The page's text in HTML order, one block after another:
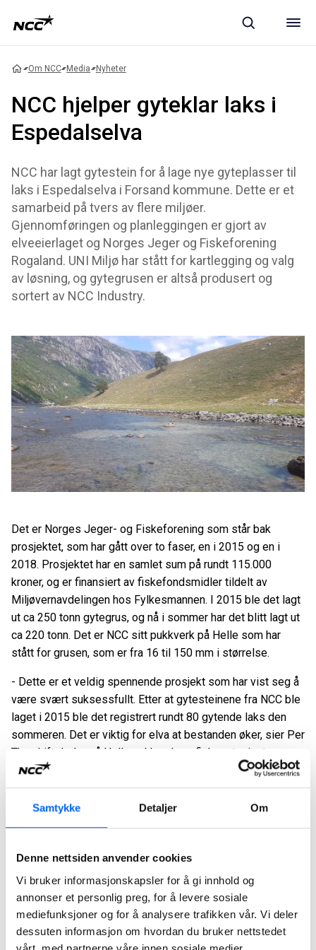
Samtykke Detaljer Om
Denne nettsiden anvender cookies
Vi bruker informasjonskapsler for å gi innhold og
annonser et personlig preg, for å levere sosiale
mediefunksjoner og for å analysere trafikken vår. Vi deler
dessuten informasjon om hvordan du bruker nettstedet
Om NCC Media Nyheter
NCC hjelper gyteklar laks i
Espedalselva
NCC har lagt gytestein for å lage nye gyteplasser til
laks i Espedalselva i Forsand kommune. Dette er et
samarbeid på tvers av flere miljøer.
Gjennomføringen og planleggingen er gjort av
elveeierlaget og Norges Jeger og Fiskeforening
Rogaland. UNI Miljø har stått for kartlegging og valg
av løsning, og gytegrusen er altså produsert og
sortert av NCC Industry.
Det er Norges Jeger- og Fiskeforening som står bak
prosjektet, som har gått over to faser, en i 2015 og en i
2018. Prosjektet har en samlet sum på rundt 115.000
kroner, og er finansiert av fiskefondsmidler tildelt av
Miljøvernavdelingen hos Fylkesmannen. I 2015 ble det lagt
ut ca 250 tonn gytegrus, og nå i sommer har det blitt lagt ut
ca 220 tonn. Det er NCC sitt pukkverk på Helle som har
stått for grusen, som er fra 16 til 150 mm i størrelse.
- Dette er et veldig spennende prosjekt som har vist seg å
være svært suksessfullt. Etter at gytesteinene fra NCC ble
laget i 2015 ble det registrert rundt 80 gytende laks den
sommeren. Det er viktig for elva at bestanden øker, sier Per
Thu, driftsleder på Helle pukkverk og fiskeentusiast.
Dette samarbeidsprosjektet er i utgangspunktet et
kartlegge strømninger i elva, og steinen har blitt lagt ut på
laget en håndbok for hvordan lage gyteplasser, basert på
levert.
- Det er naturstein vi har lagt ut. Steinen har blitt sortert hos
oss før de blir lagt ut. For at den skal fungere som